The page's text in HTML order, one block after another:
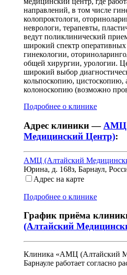
направлений, в том числе
колопроктологи,
неврологи, терапевты,
ведут поликлинический
широкий спектр оперативных
гинекологии,
общей хирургии, урологии.
широкий выбор
кольпоскопию,
колоноскопию (возможно
Подробнее о клинике
Адрес клиники — АМЦ
Медицинский Центр):
АМЦ (Алтайский
Юрина, д. 168з, Барнаул,
Адрес на карте
Подробнее о клинике
График приёма
(Алтайский
Клиника «АМЦ (Алтайский
Барнауле работает согласно